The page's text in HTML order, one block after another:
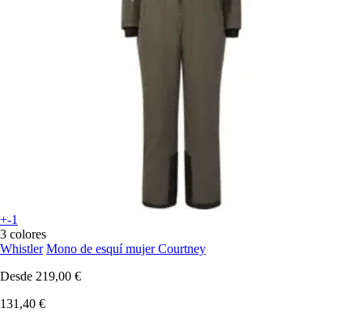
+-1
3 colores
Whistler Mono de esquí mujer Courtney
Desde 219,00 €
131,40 €